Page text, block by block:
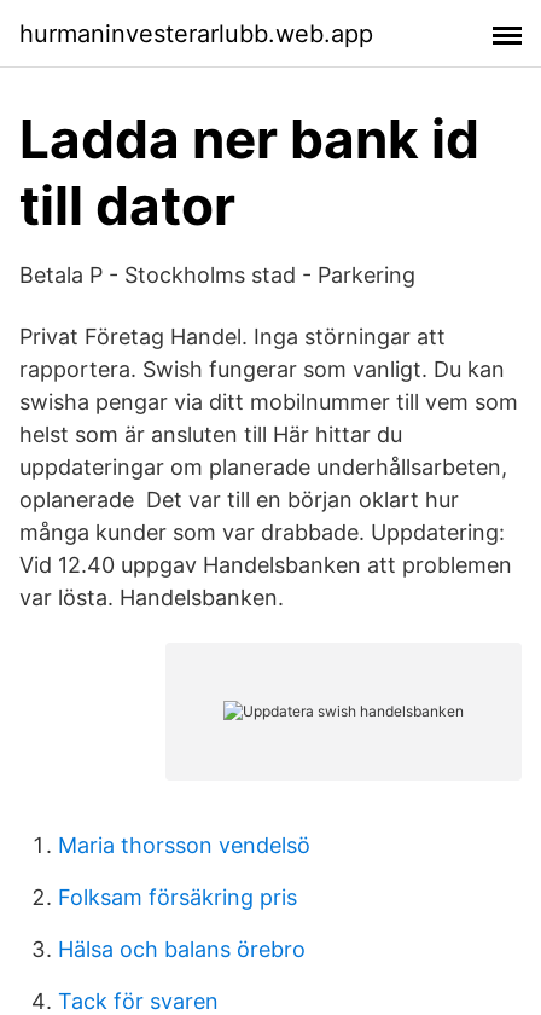
hurmaninvesterarlubb.web.app
Ladda ner bank id
till dator
Betala P - Stockholms stad - Parkering
Privat Företag Handel. Inga störningar att
rapportera. Swish fungerar som vanligt. Du kan
swisha pengar via ditt mobilnummer till vem som
helst som är ansluten till Här hittar du
uppdateringar om planerade underhållsarbeten,
oplanerade Det var till en början oklart hur
många kunder som var drabbade. Uppdatering:
Vid 12.40 uppgav Handelsbanken att problemen
var lösta. Handelsbanken.
Maria thorsson vendelsö
Folksam försäkring pris
Hälsa och balans örebro
Tack för svaren